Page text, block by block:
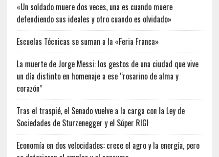
«Un soldado muere dos veces, una es cuando muere
defendiendo sus ideales y otro cuando es olvidado»
Escuelas Técnicas se suman a la «Feria Franca»
La muerte de Jorge Messi: los gestos de una ciudad que vive
un día distinto en homenaje a ese “rosarino de alma y
corazón”
Tras el traspié, el Senado vuelve a la carga con la Ley de
Sociedades de Sturzenegger y el Súper RIGI
Economía en dos velocidades: crece el agro y la energía, pero